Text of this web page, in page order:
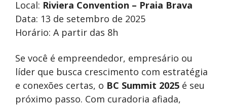
Local: Riviera Convention – Praia Brava
Data: 13 de setembro de 2025
Horário: A partir das 8h
Se você é empreendedor, empresário ou
líder que busca crescimento com estratégia
e conexões certas, o BC Summit 2025 é seu
próximo passo. Com curadoria afiada,